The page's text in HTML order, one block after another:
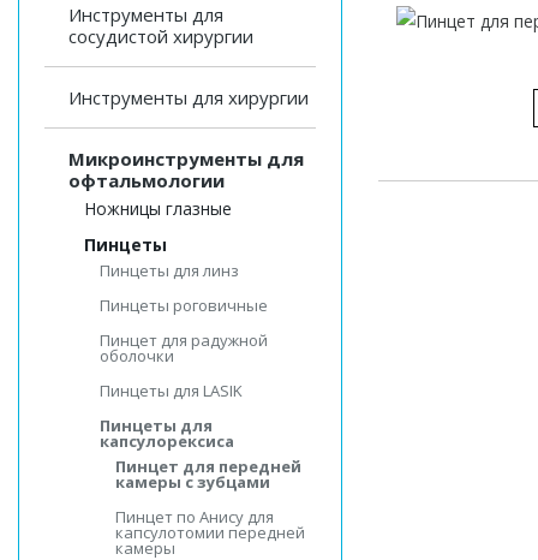
Инструменты для
сосудистой хирургии
Инструменты для хирургии
Микроинструменты для
офтальмологии
Ножницы глазные
Пинцеты
Пинцеты для линз
Пинцеты роговичные
Пинцет для радужной
оболочки
Пинцеты для LASIK
Пинцеты для
капсулорексиса
Пинцет для передней
камеры с зубцами
Пинцет по Анису для
капсулотомии передней
камеры